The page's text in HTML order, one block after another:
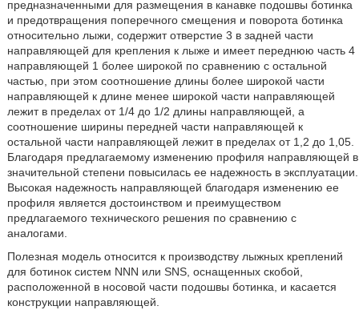
предназначенными для размещения в канавке подошвы ботинка
и предотвращения поперечного смещения и поворота ботинка
относительно лыжи, содержит отверстие 3 в задней части
направляющей для крепления к лыже и имеет переднюю часть 4
направляющей 1 более широкой по сравнению с остальной
частью, при этом соотношение длины более широкой части
направляющей к длине менее широкой части направляющей
лежит в пределах от 1/4 до 1/2 длины направляющей, а
соотношение ширины передней части направляющей к
остальной части направляющей лежит в пределах от 1,2 до 1,05.
Благодаря предлагаемому изменению профиля направляющей в
значительной степени повысилась ее надежность в эксплуатации.
Высокая надежность направляющей благодаря изменению ее
профиля является достоинством и преимуществом
предлагаемого технического решения по сравнению с
аналогами.
Полезная модель относится к производству лыжных креплений
для ботинок систем NNN или SNS, оснащенных скобой,
расположенной в носовой части подошвы ботинка, и касается
конструкции направляющей.